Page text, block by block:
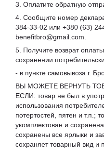
3. Оплатите обратную
4. Сообщите номер
384-33-02 или +380 (63)
benefitbro@gmail.com.
5. Получите возврат
сохранении
- в пункте самовывоза г.
ВЫ МОЖЕТЕ ВЕРНУТЬ
ЕСЛИ: товар не был в
использования
потертостей, пятен и т.п.;
укомплектован и
сохранены все ярлыки и
сохраняет товарный вид и